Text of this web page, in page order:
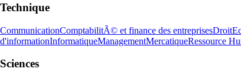
Technique
CommunicationComptabilitÃ© et finance des entreprisesDroit
d'informationInformatiqueManagementMercatiqueRessource
Sciences